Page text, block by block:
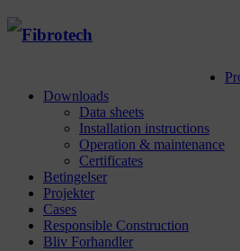
Downloads
Data sheets
Installation instructions
Operation & maintenance
Certificates
Betingelser
Projekter
Cases
Responsible Construction
Bliv Forhandler